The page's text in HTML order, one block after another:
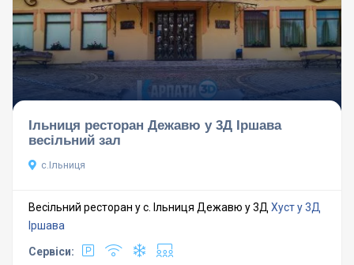
Ільниця ресторан Дежавю у 3Д Іршава
весільний зал
с.Ільниця
Весільний ресторан у с. Ільниця Дежавю у 3Д Хуст у 3Д
Іршава
Сервіси: